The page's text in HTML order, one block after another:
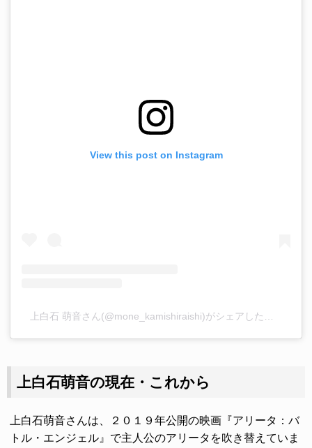
View this post on Instagram
上白石萌音の現在・これから
上白石萌音さんは、２０１９年公開の映画『アリータ：バ
トル・エンジェル』で主人公のアリータを吹き替えていま